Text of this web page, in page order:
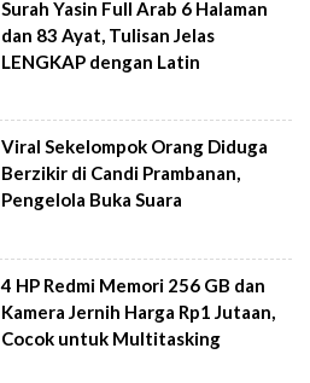
Surah Yasin Full Arab 6 Halaman
dan 83 Ayat, Tulisan Jelas
LENGKAP dengan Latin
Viral Sekelompok Orang Diduga
Berzikir di Candi Prambanan,
Pengelola Buka Suara
4 HP Redmi Memori 256 GB dan
Kamera Jernih Harga Rp1 Jutaan,
Cocok untuk Multitasking